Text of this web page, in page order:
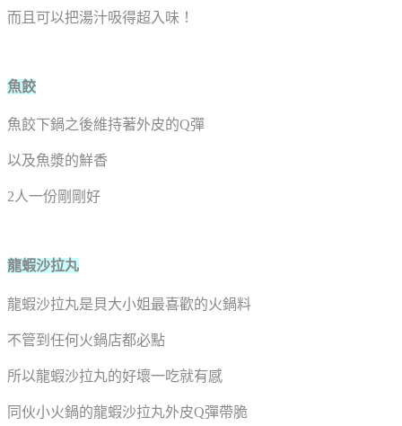
而且可以把湯汁吸得超入味！
魚餃
魚餃下鍋之後維持著外皮的Q彈
以及魚漿的鮮香
2人一份剛剛好
龍蝦沙拉丸
龍蝦沙拉丸是貝大小姐最喜歡的火鍋料
不管到任何火鍋店都必點
所以龍蝦沙拉丸的好壞一吃就有感
同伙小火鍋的龍蝦沙拉丸外皮Q彈帶脆